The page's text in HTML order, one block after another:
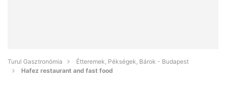
Turul Gasztronómia
Étteremek, Pékségek, Bárok - Budapest
Hafez restaurant and fast food